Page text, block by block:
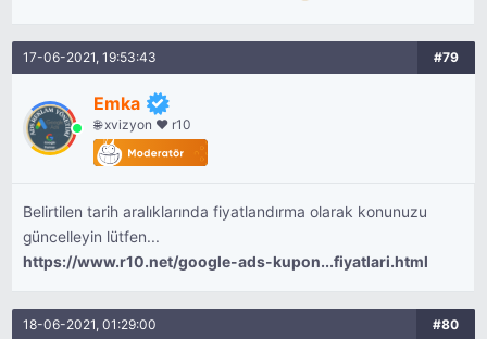
17-06-2021, 19:53:43 #79
Emka
🌐 xvizyon ❤ r10
Belirtilen tarih aralıklarında fiyatlandırma olarak konunuzu
güncelleyin lütfen...
https://www.r10.net/google-ads-kupon...fiyatlari.html
18-06-2021, 01:29:00 #80